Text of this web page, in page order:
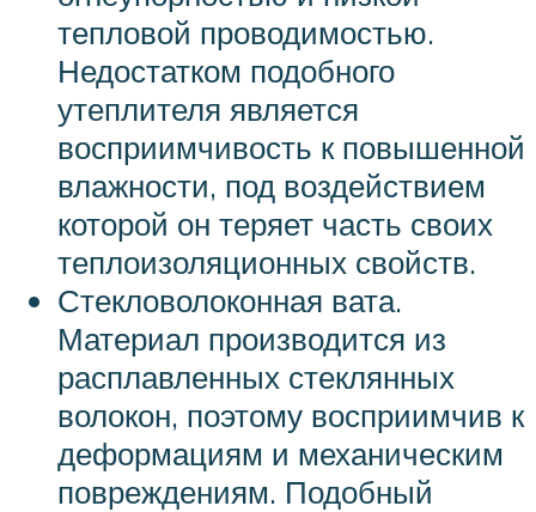
тепловой проводимостью.
Недостатком подобного
утеплителя является
восприимчивость к повышенной
влажности, под воздействием
которой он теряет часть своих
теплоизоляционных свойств.
Стекловолоконная вата.
Материал производится из
расплавленных стеклянных
волокон, поэтому восприимчив к
деформациям и механическим
повреждениям. Подобный